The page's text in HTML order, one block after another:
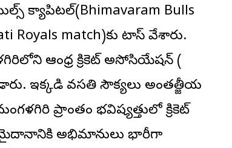
క్యాపిటల్(Bhimavaram Bulls
Royals match)కు టాస్ వేశారు.
ఆంధ్ర క్రికెట్ అసోసియేషన్ (
ఇక్కడి వసతి సౌకర్యాలు అంతర్జాతీయ
ప్రాంతం భవిష్యత్తులో క్రికెట్
మైదానానికి అభిమానులు భారీగా